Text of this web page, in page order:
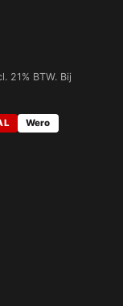
21% BTW. Bij
Wero